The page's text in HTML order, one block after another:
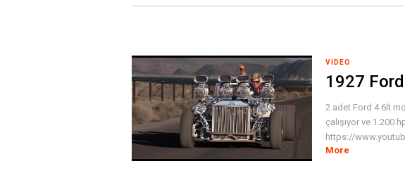
VIDEO
1927
2 adet Ford 4.6lt
çalışıyor ve 1.200
https://
More